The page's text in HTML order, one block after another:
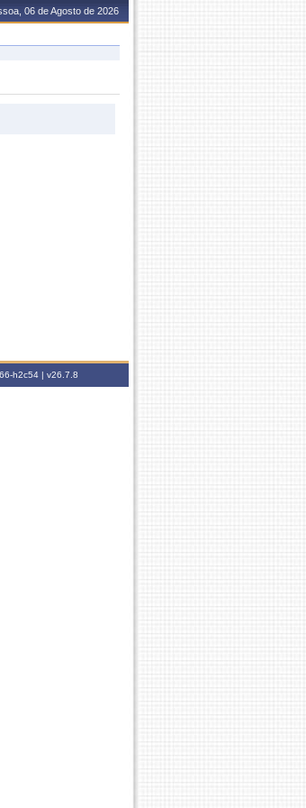
06 de Agosto de 2026
h2c54 | v26.7.8